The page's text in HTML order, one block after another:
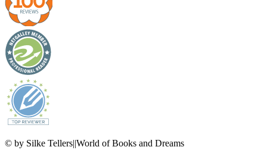
© by Silke Tellers||World of Books and Dreams